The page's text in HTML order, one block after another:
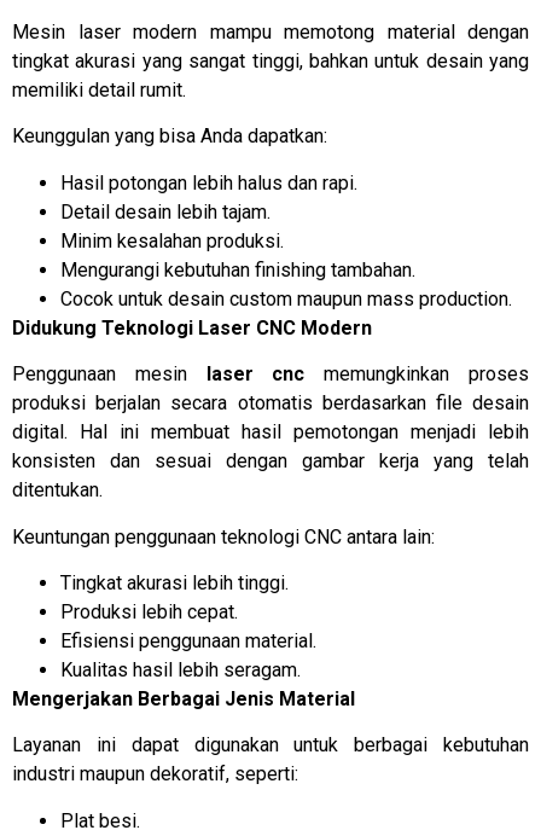
Mesin laser modern mampu memotong material dengan
tingkat akurasi yang sangat tinggi, bahkan untuk desain yang
memiliki detail rumit.
Keunggulan yang bisa Anda dapatkan:
Hasil potongan lebih halus dan rapi.
Detail desain lebih tajam.
Minim kesalahan produksi.
Mengurangi kebutuhan finishing tambahan.
Cocok untuk desain custom maupun mass production.
Didukung Teknologi Laser CNC Modern
Penggunaan mesin laser cnc memungkinkan proses
produksi berjalan secara otomatis berdasarkan file desain
digital. Hal ini membuat hasil pemotongan menjadi lebih
konsisten dan sesuai dengan gambar kerja yang telah
ditentukan.
Keuntungan penggunaan teknologi CNC antara lain:
Tingkat akurasi lebih tinggi.
Produksi lebih cepat.
Efisiensi penggunaan material.
Kualitas hasil lebih seragam.
Mengerjakan Berbagai Jenis Material
Layanan ini dapat digunakan untuk berbagai kebutuhan
industri maupun dekoratif, seperti:
Plat besi.